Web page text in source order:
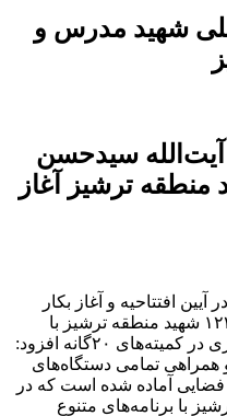
ملی شهید مدرس و
سیدحسن
و ۱۲۲۲ شهید منطقه ترشیز آغاز
افتتاحیه و آغاز بکار
دومین کنگره ملی شهید مدرس و ۱۲۲۲ شهید منطقه ترشیز با
قدردانی از تلاش بی‌وقفه و شبانه‌روزی در کمیته‌های ۲۰گانه افزود:
همراهی تمامی دستگاه‌های
آماده شده است که در
با برنامه‌های متنوع